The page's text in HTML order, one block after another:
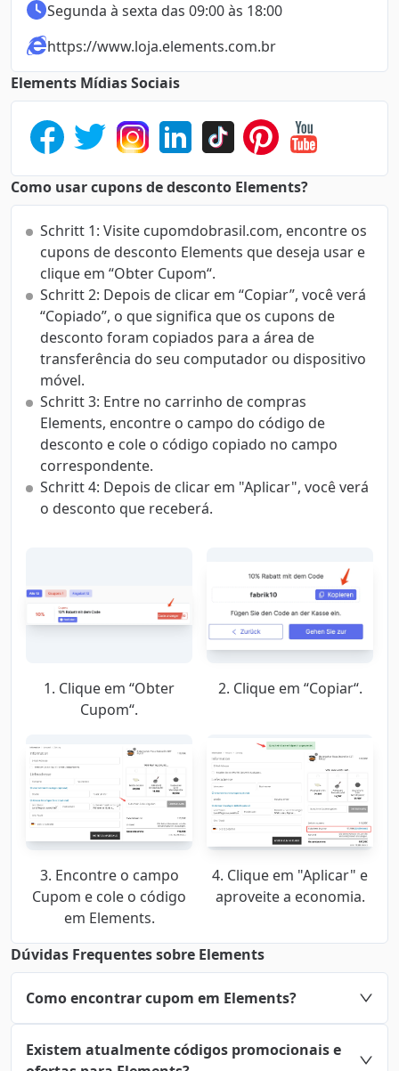
Segunda à sexta das 09:00 às 18:00
https://www.loja.elements.com.br
Elements Mídias Sociais
Como usar cupons de desconto Elements?
Schritt 1: Visite cupomdobrasil.com, encontre os
cupons de desconto Elements que deseja usar e
clique em “Obter Cupom“.
Schritt 2: Depois de clicar em “Copiar”, você verá
“Copiado”, o que significa que os cupons de
desconto foram copiados para a área de
transferência do seu computador ou dispositivo
móvel.
Schritt 3: Entre no carrinho de compras
Elements, encontre o campo do código de
desconto e cole o código copiado no campo
correspondente.
Schritt 4: Depois de clicar em "Aplicar", você verá
o desconto que receberá.
1. Clique em “Obter
Cupom“.
2. Clique em “Copiar“.
3. Encontre o campo
Cupom e cole o código
em Elements.
4. Clique em "Aplicar" e
aproveite a economia.
Dúvidas Frequentes sobre Elements
Como encontrar cupom em Elements?
Existem atualmente códigos promocionais e